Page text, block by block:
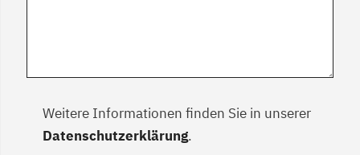
Weitere Informationen finden Sie in unserer
Datenschutzerklärung.